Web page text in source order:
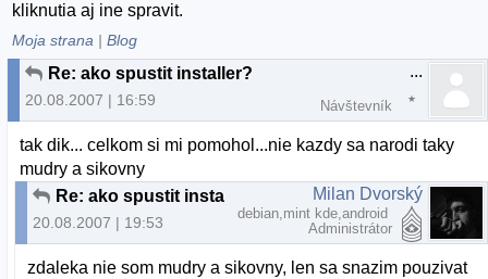
kliknutia aj ine spravit.
Moja strana |Blog
Re: ako spustit installer?
20.08.2007 | 16:59
...
Návštevník
tak dik... celkom si mi pomohol...nie kazdy sa narodi taky
mudry a sikovny
Re: ako spustit installer?
20.08.2007 | 19:53
Milan Dvorský
debian,mint kde,android
Administrátor
zdaleka nie som mudry a sikovny, len sa snazim pouzivat